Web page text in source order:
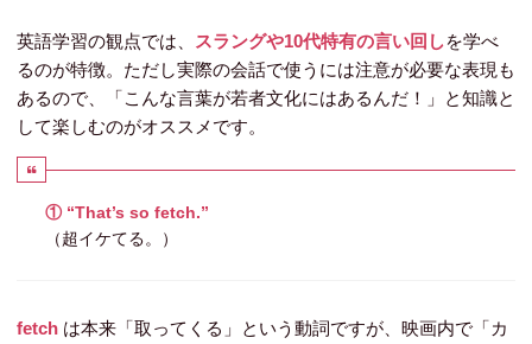
英語学習の観点では、 スラングや10代特有の言い回しを学べ
るのが特徴。ただし実際の会話で使うには注意が必要な表現も
あるので、「こんな言葉が若者文化にはあるんだ！」と知識と
して楽しむのがオススメです。
① “That’s so fetch.”
（超イケてる。）
fetch は本来「取ってくる」という動詞ですが、映画内で「カ